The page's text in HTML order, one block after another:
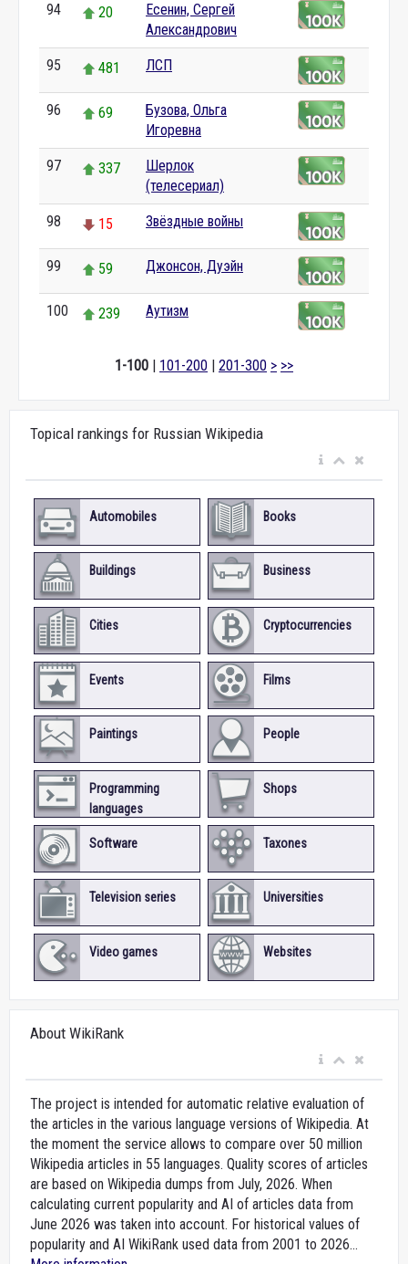
94 20
Есенин, Сергей
Александрович
95 481 ЛСП
96 69
Бузова, Ольга
Игоревна
97 337
Шерлок
(телесериал)
98 15 Звёздные войны
99 59 Джонсон, Дуэйн
100 239 Аутизм
1-100 | 101-200 | 201-300 > >>
Topical rankings for Russian Wikipedia
Automobiles Books
Buildings Business
Cities Cryptocurrencies
Events Films
Paintings People
Programming
languages
Shops
Software Taxones
Television series Universities
Video games Websites
About WikiRank
The project is intended for automatic relative evaluation of
the articles in the various language versions of Wikipedia. At
the moment the service allows to compare over 50 million
Wikipedia articles in 55 languages. Quality scores of articles
are based on Wikipedia dumps from July, 2026. When
calculating current popularity and AI of articles data from
June 2026 was taken into account. For historical values of
popularity and AI WikiRank used data from 2001 to 2026...